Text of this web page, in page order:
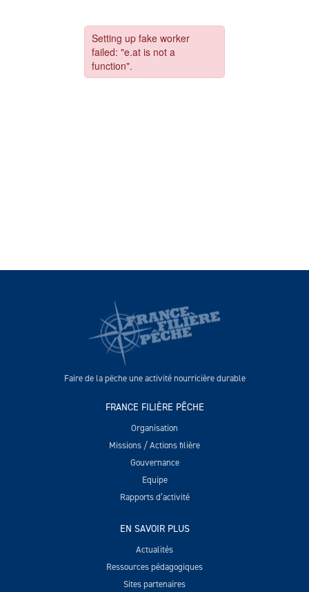
Faire de la pêche une activité nourricière durable
FRANCE FILIÈRE PÊCHE
Organisation
Missions / Actions filière
Gouvernance
Equipe
Rapports d’activité
EN SAVOIR PLUS
Actualités
Ressources pédagogiques
Sites partenaires